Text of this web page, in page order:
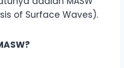
of Surface Waves).